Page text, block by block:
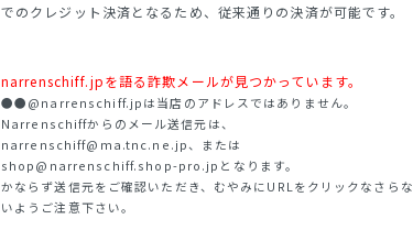
でのクレジット決済となるため、従来通りの決済が可能です。
narrenschiff.jpを語る詐欺メールが見つかっています。
●●@narrenschiff.jpは当店のアドレスではありません。
Narrenschiffからのメール送信元は、
narrenschiff@ma.tnc.ne.jp、または
shop@narrenschiff.shop-pro.jpとなります。
かならず送信元をご確認いただき、むやみにURLをクリックなさらな
いようご注意下さい。